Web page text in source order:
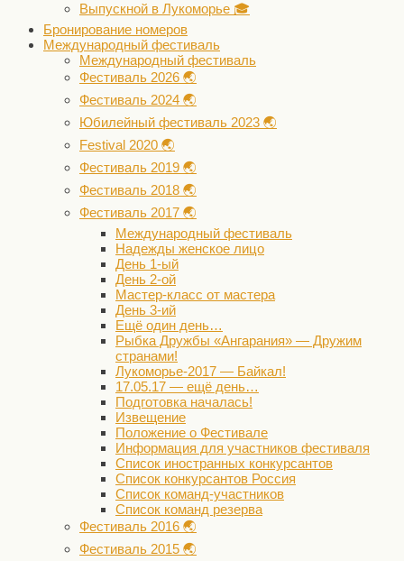
Выпускной в Лукоморье 🎓
Бронирование номеров
Международный фестиваль
Международный фестиваль
Фестиваль 2026 🌏
Фестиваль 2024 🌏
Юбилейный фестиваль 2023 🌏
Festival 2020 🌏
Фестиваль 2019 🌏
Фестиваль 2018 🌏
Фестиваль 2017 🌏
Международный фестиваль
Надежды женское лицо
День 1-ый
День 2-ой
Мастер-класс от мастера
День 3-ий
Ещё один день…
Рыбка Дружбы «Ангарания» — Дружим
странами!
Лукоморье-2017 — Байкал!
17.05.17 — ещё день…
Подготовка началась!
Извещение
Положение о Фестивале
Информация для участников фестиваля
Список иностранных конкурсантов
Список конкурсантов Россия
Список команд-участников
Список команд резерва
Фестиваль 2016 🌏
Фестиваль 2015 🌏